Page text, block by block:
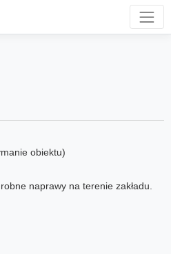
obiektu)
naprawy na terenie zakładu.